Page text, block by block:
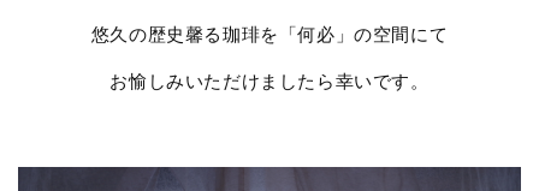
悠久の歴史馨る珈琲を「何必」の空間にて
お愉しみいただけましたら幸いです。